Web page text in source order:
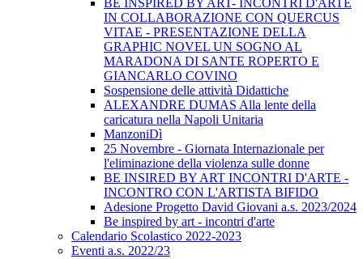
BE INSPIRED BY ART- INCONTRI D'ARTE
IN COLLABORAZIONE CON QUERCUS
VITAE - PRESENTAZIONE DELLA
GRAPHIC NOVEL UN SOGNO AL
MARADONA DI SANTE ROPERTO E
GIANCARLO COVINO
Sospensione delle attività Didattiche
ALEXANDRE DUMAS Alla lente della
caricatura nella Napoli Unitaria
ManzoniDì
25 Novembre - Giornata Internazionale per
l'eliminazione della violenza sulle donne
BE INSIRED BY ART INCONTRI D'ARTE -
INCONTRO CON L'ARTISTA BIFIDO
Adesione Progetto David Giovani a.s. 2023/2024
Be inspired by art - incontri d'arte
Calendario Scolastico 2022-2023
Eventi a.s. 2022/23